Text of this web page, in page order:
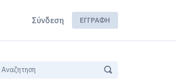
Σύνδεση ΕΓΓΡΑΦΉ